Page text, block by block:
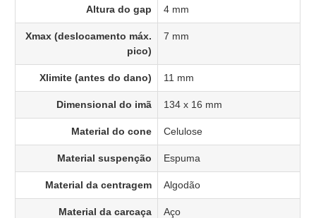
Altura do gap 4 mm
Xmax (deslocamento máx.
pico)
7 mm
Xlimite (antes do dano) 11 mm
Dimensional do imã 134 x 16 mm
Material do cone Celulose
Material suspenção Espuma
Material da centragem Algodão
Material da carcaça Aço